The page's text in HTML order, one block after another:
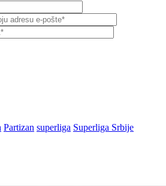
Partizan superliga Superliga Srbije